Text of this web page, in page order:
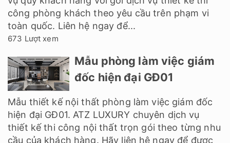
công phòng khách theo yêu cầu trên phạm vi
toàn quốc. Liên hệ ngay để...
673 Lượt xem
Mẫu phòng làm việc giám
đốc hiện đại GĐ01
Mẫu thiết kế nội thất phòng làm việc giám đốc
hiện đại GĐ01. ATZ LUXURY chuyên dịch vụ
thiết kế thi công nội thất trọn gói theo từng nhu
cầu của khách hàng. Hãy liên hệ ngay để được